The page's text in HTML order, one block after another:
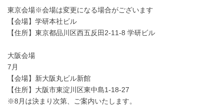
東京会場※会場は変更になる場合がございます
【会場】学研本社ビル
【住所】東京都品川区西五反田2-11-8 学研ビル
大阪会場
7月
【会場】新大阪丸ビル新館
【住所】大阪市東淀川区東中島1-18-27
※8月は決まり次第、ご案内いたします。